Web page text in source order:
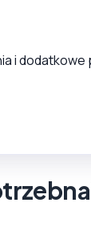
i dodatkowe